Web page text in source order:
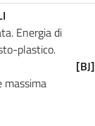
Energia di
plastico.
massima